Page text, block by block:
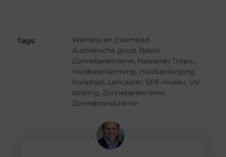
Tags:
Welness en Zwembad
Australische goud, Beste
Zonnebankcrème, Hawaiian Tropic,
Huidbescherming, Huidverzorging,
Kooptest, Lancaster, SPF-niveau, UV-
straling, Zonnebankcrème,
Zonnebrandcrème